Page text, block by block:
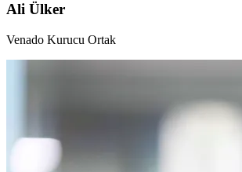
Ali Ülker
Venado Kurucu Ortak